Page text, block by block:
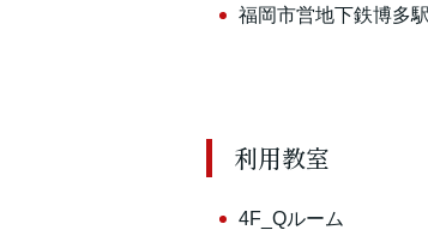
福岡市営地下鉄博多
利用教室
4F_Qルーム